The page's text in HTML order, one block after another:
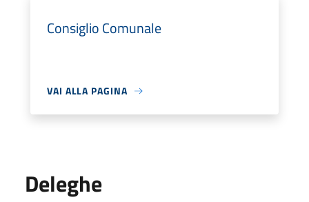
Consiglio Comunale
VAI ALLA PAGINA
Deleghe